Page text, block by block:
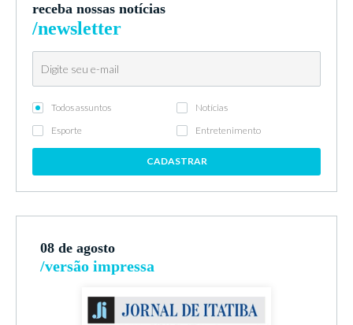
receba nossas notícias
/newsletter
Todos assuntos
Notícias
Esporte
Entretenimento
CADASTRAR
08 de agosto
/versão impressa